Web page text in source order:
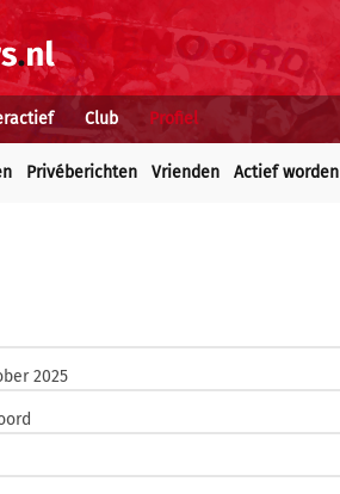
Club Profiel
Privéberichten Vrienden Actief worden
2025